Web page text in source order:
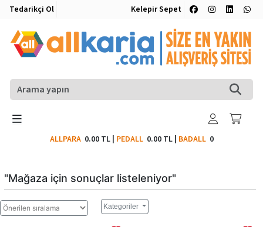
Tedarikçi Ol Kelepir Sepet
ALLPARA 0.00 TL| PEDALL 0.00 TL| BADALL0
"Mağaza için sonuçlar listeleniyor"
Kategoriler